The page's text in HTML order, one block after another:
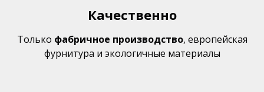
Качественно
Только фабричное производство, европейская
фурнитура и экологичные материалы